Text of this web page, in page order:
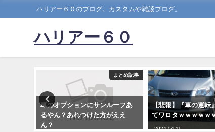
ハリアー６０のブログ。カスタムや雑談ブログ。
ハリアー６０
まとめ記事
車のオプションにサンルーフあ
るやん？あれつけた方がええ
ん？
【悲報】『車の運転
てワロタｗｗｗｗｗ
2024-04-11